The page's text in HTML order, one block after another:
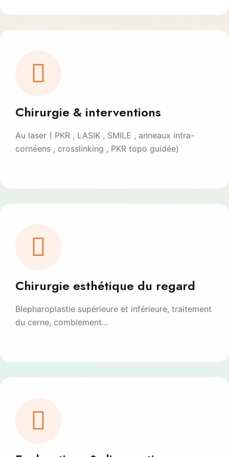
Chirurgie & interventions
Au laser ( PKR , LASIK , SMILE , anneaux intra-
cornéens , crosslinking , PKR topo guidée)
Chirurgie esthétique du regard
Blepharoplastie supérieure et inférieure, traitement
du cerne, comblement…